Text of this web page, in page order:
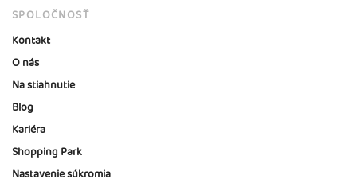
SPOLOČNOSŤ
Kontakt
O nás
Na stiahnutie
Blog
Kariéra
Shopping Park
Nastavenie súkromia